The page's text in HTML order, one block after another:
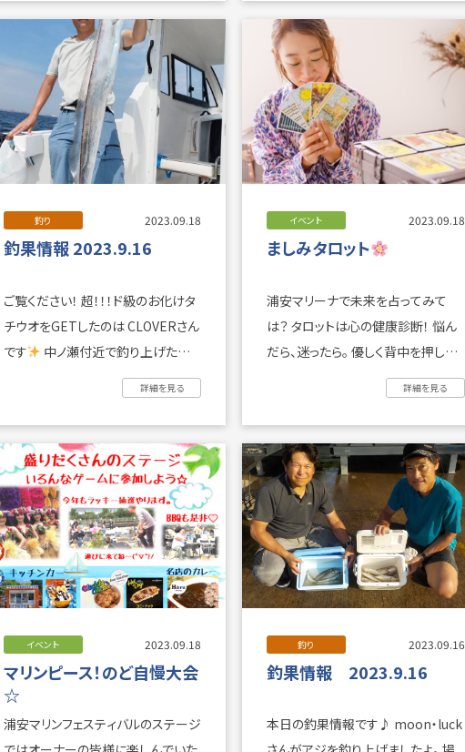
釣り 2023.09.18
釣果情報 2023.9.16
ご覧ください！ 超！！！ド級のお化けタ
チウオをGETしたのは CLOVERさん
です
詳細を見る
イベント 2023.09.18
ましみタロット
浦安マリーナで未来を占ってみて
は？ タロットは心の健康診断！ 悩ん
だら、迷ったら。 優しく背中を押して
詳細を見る
イベント 2023.09.18
マリンピース！のど自慢大会
☆
浦安マリンフェスティバルのステージ
釣り 2023.09.16
釣果情報 2023.9.16
本日の釣果情報です♪ moon・luck